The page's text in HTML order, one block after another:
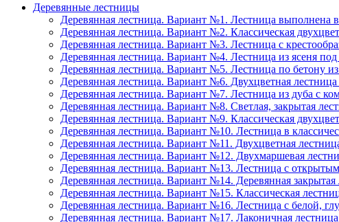
Деревянные лестницы
Деревянная лестница. Вариант №1. Лестница выполнена
Деревянная лестница. Вариант №2. Классическая
Деревянная лестница. Вариант №3. Лестница с
Деревянная лестница. Вариант №4. Лестница из ясеня под
Деревянная лестница. Вариант №5. Лестница по бетону из
Деревянная лестница. Вариант №6. Двухцветная
Деревянная лестница. Вариант №7. Лестница из дуба с
Деревянная лестница. Вариант №8. Светлая, закрытая
Деревянная лестница. Вариант №9. Классическая
Деревянная лестница. Вариант №10. Лестница в
Деревянная лестница. Вариант №11. Двухцветная
Деревянная лестница. Вариант №12. Двухмаршевая
Деревянная лестница. Вариант №13. Лестница с
Деревянная лестница. Вариант №14. Деревянная
Деревянная лестница. Вариант №15. Классическая
Деревянная лестница. Вариант №16. Лестница с белой,
Деревянная лестница. Вариант №17. Лаконичная лестница